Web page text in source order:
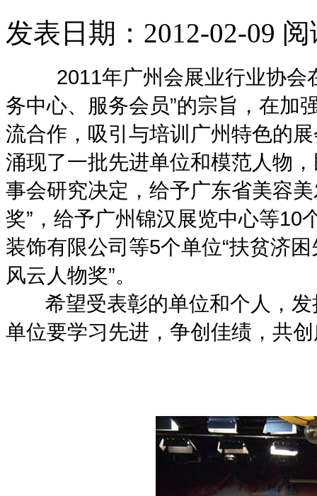
发表日期：2012-02-09
2011年广州会展业行业协会
务中心、服务会员”的宗旨，在加
流合作，吸引与培训广州特色的
涌现了一批先进单位和模范人物
事会研究决定，给予广东省美容
奖”，给予广州锦汉展览中心等10
装饰有限公司等5个单位“扶贫济
风云人物奖”。
希望受表彰的单位和个人，发
单位要学习先进，争创佳绩，共